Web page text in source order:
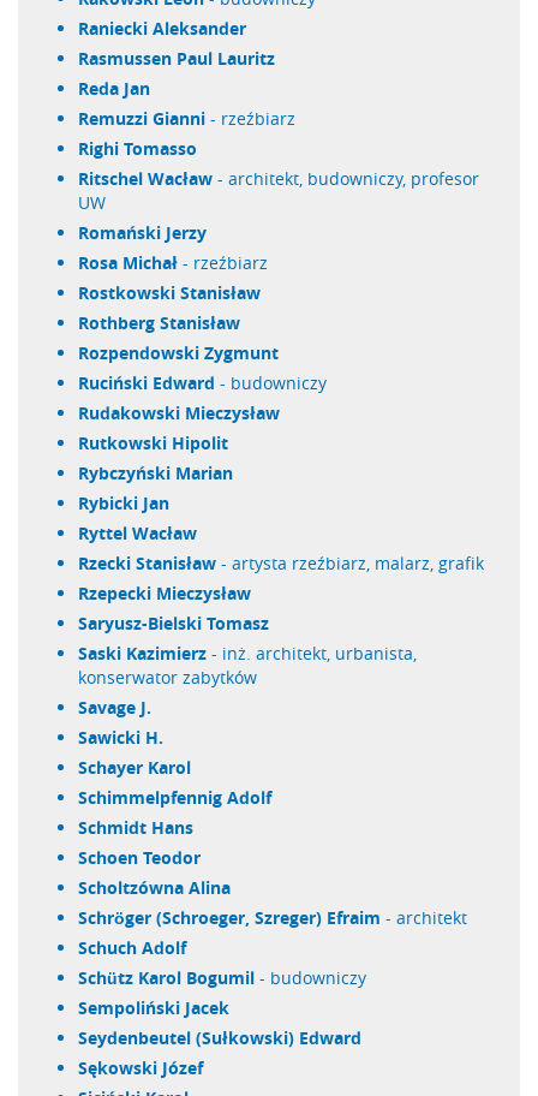
Raniecki Aleksander
Rasmussen Paul Lauritz
Reda Jan
Remuzzi Gianni - rzeźbiarz
Righi Tomasso
Ritschel Wacław - architekt, budowniczy, profesor
UW
Romański Jerzy
Rosa Michał - rzeźbiarz
Rostkowski Stanisław
Rothberg Stanisław
Rozpendowski Zygmunt
Ruciński Edward - budowniczy
Rudakowski Mieczysław
Rutkowski Hipolit
Rybczyński Marian
Rybicki Jan
Ryttel Wacław
Rzecki Stanisław - artysta rzeźbiarz, malarz, grafik
Rzepecki Mieczysław
Saryusz-Bielski Tomasz
Saski Kazimierz - inż. architekt, urbanista,
konserwator zabytków
Savage J.
Sawicki H.
Schayer Karol
Schimmelpfennig Adolf
Schmidt Hans
Schoen Teodor
Scholtzówna Alina
Schröger (Schroeger, Szreger) Efraim - architekt
Schuch Adolf
Schütz Karol Bogumil - budowniczy
Sempoliński Jacek
Seydenbeutel (Sułkowski) Edward
Sękowski Józef